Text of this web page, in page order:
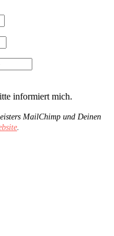
informiert mich.
MailChimp und Deinen